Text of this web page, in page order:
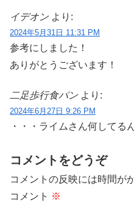
イデオン より:
2024年5月31日 11:31 PM
参考にしました！
ありがとうございます！
二足歩行食パン より:
2024年6月27日 9:26 PM
・・・ライムさん何してる
コメントをどうぞ
コメントの反映には時間が
コメント ※